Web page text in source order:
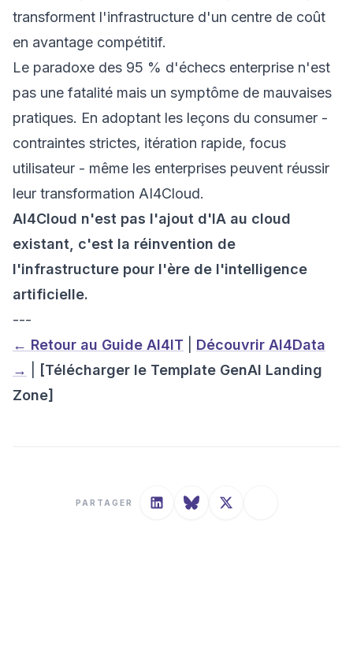
transforment l'infrastructure d'un centre de coût
en avantage compétitif.
Le paradoxe des 95 % d'échecs enterprise n'est
pas une fatalité mais un symptôme de mauvaises
pratiques. En adoptant les leçons du consumer -
contraintes strictes, itération rapide, focus
utilisateur - même les enterprises peuvent réussir
leur transformation AI4Cloud.
AI4Cloud n'est pas l'ajout d'IA au cloud
existant, c'est la réinvention de
l'infrastructure pour l'ère de l'intelligence
artificielle.
---
← Retour au Guide AI4IT
Découvrir AI4Data
→
[Télécharger le Template GenAI Landing
Zone]
PARTAGER